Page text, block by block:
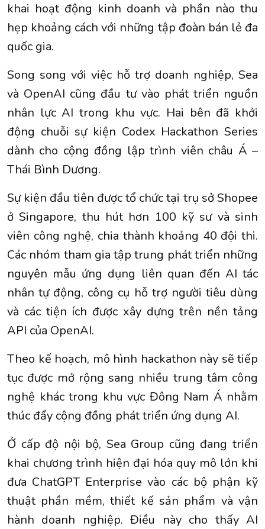
khai hoạt động kinh doanh và phần nào thu
hẹp khoảng cách với những tập đoàn bán lẻ đa
quốc gia.
Song song với việc hỗ trợ doanh nghiệp, Sea
và OpenAI cũng đầu tư vào phát triển nguồn
nhân lực AI trong khu vực. Hai bên đã khởi
động chuỗi sự kiện Codex Hackathon Series
dành cho cộng đồng lập trình viên châu Á –
Thái Bình Dương.
Sự kiện đầu tiên được tổ chức tại trụ sở Shopee
ở Singapore, thu hút hơn 100 kỹ sư và sinh
viên công nghệ, chia thành khoảng 40 đội thi.
Các nhóm tham gia tập trung phát triển những
nguyên mẫu ứng dụng liên quan đến AI tác
nhân tự động, công cụ hỗ trợ người tiêu dùng
và các tiện ích được xây dựng trên nền tảng
API của OpenAI.
Theo kế hoạch, mô hình hackathon này sẽ tiếp
tục được mở rộng sang nhiều trung tâm công
nghệ khác trong khu vực Đông Nam Á nhằm
thúc đẩy cộng đồng phát triển ứng dụng AI.
Ở cấp độ nội bộ, Sea Group cũng đang triển
khai chương trình hiện đại hóa quy mô lớn khi
đưa ChatGPT Enterprise vào các bộ phận kỹ
thuật phần mềm, thiết kế sản phẩm và vận
hành doanh nghiệp. Điều này cho thấy AI